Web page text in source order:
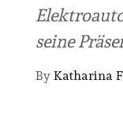
seine
By Katharina